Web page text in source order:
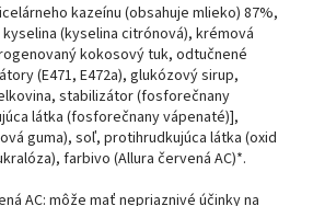
kazeínu (obsahuje mlieko) 87%,
(kyselina citrónová), krémová
kokosový tuk, odtučnené
(E471, E472a), glukózový sirup,
stabilizátor (fosforečnany
látka (fosforečnany vápenaté)],
guma), soľ, protihrudkujúca látka (oxid
farbivo (Allura červená AC)*.
AC: môže mať nepriaznivé účinky na